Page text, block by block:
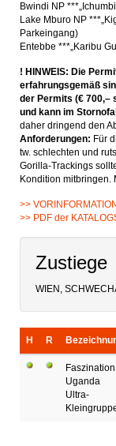
Bwindi NP
Lake Mburo NP
Parkeingang)
Entebbe ***„Karibu
! HINWEIS: Die
erfahrungsgemäß
der Permits (€ 700,–
und kann im
daher dringend den
Anforderungen: Für
tw. schlechten und
Gorilla-Trackings
Kondition mitbringen.
>>
>> PDF der
Zustiege
WIEN,
H R
Faszination
Uganda
Ultra-